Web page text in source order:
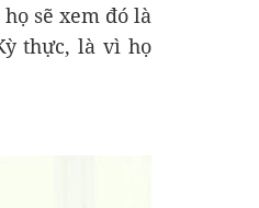
sẽ xem đó là
thực, là vì họ